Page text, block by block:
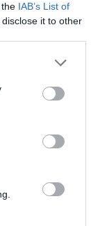
IAB’s List of
it to other